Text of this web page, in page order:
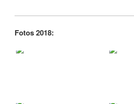
Fotos 2018: